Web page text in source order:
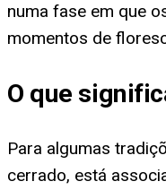
numa fase em que
momentos de
O que
Para algumas
cerrado, está